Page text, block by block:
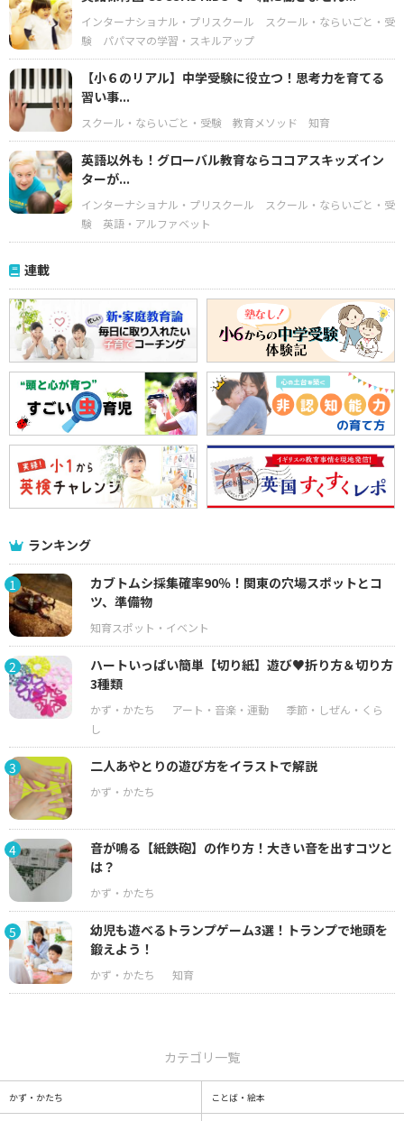
インターナショナル・プリスクール
スクール・ならいごと・受
験
パパママの学習・スキルアップ
【小６のリアル】中学受験に役立つ！思考力を育てる
習い事...
スクール・ならいごと・受験 教育メソッド 知育
英語以外も！グローバル教育ならココアスキッズイン
ターが...
インターナショナル・プリスクール
スクール・ならいごと・受
験
英語・アルファベット
連載
ランキング
1
カブトムシ採集確率90％！関東の穴場スポットとコ
ツ、準備物
2
ハートいっぱい簡単【切り紙】遊び♥折り方＆切り方
3種類
3 二人あやとりの遊び方をイラストで解説
4
音が鳴る【紙鉄砲】の作り方！大きい音を出すコツと
は？
5
幼児も遊べるトランプゲーム3選！トランプで地頭を
鍛えよう！
カテゴリ一覧
かず・かたち ことば・絵本